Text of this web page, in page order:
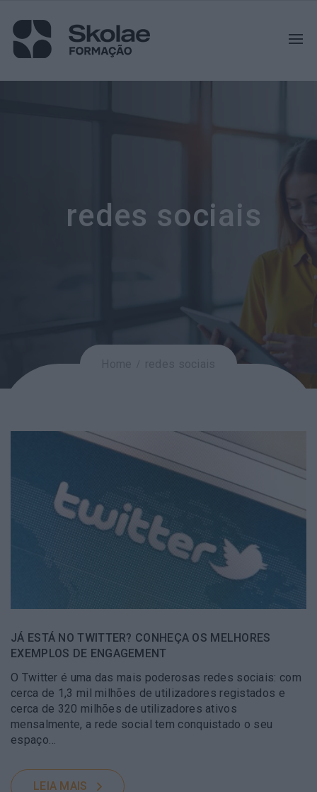
redes sociais
JÁ ESTÁ NO TWITTER? CONHEÇA OS MELHORES
EXEMPLOS DE ENGAGEMENT
O Twitter é uma das mais poderosas redes sociais: com
cerca de 1,3 mil milhões de utilizadores registados e
cerca de 320 milhões de utilizadores ativos
mensalmente, a rede social tem conquistado o seu
espaço…
LEIA MAIS